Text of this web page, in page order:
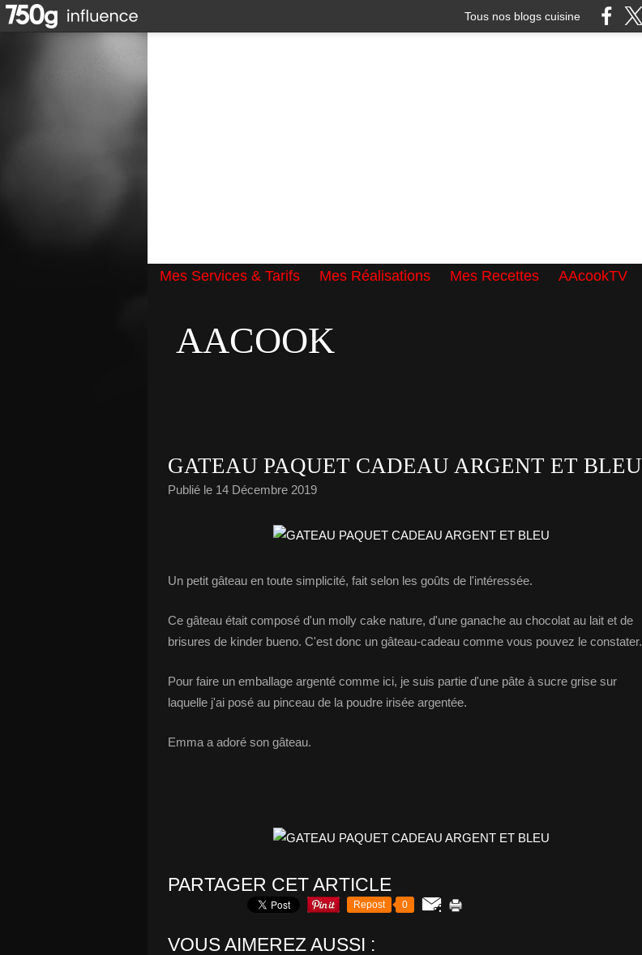
Tous nos blogs cuisine
Mes Services & Tarifs Mes Réalisations Mes Recettes AAcookTV
AACOOK
GATEAU PAQUET CADEAU ARGENT ET BLEU
Publié le 14 Décembre 2019
Un petit gâteau en toute simplicité, fait selon les goûts de l'intéressée.
Ce gâteau était composé d'un molly cake nature, d'une ganache au chocolat au lait et de
brisures de kinder bueno. C'est donc un gâteau-cadeau comme vous pouvez le constater.
Pour faire un emballage argenté comme ici, je suis partie d'une pâte à sucre grise sur
laquelle j'ai posé au pinceau de la poudre irisée argentée.
Emma a adoré son gâteau.
PARTAGER CET ARTICLE
Repost 0
VOUS AIMEREZ AUSSI :